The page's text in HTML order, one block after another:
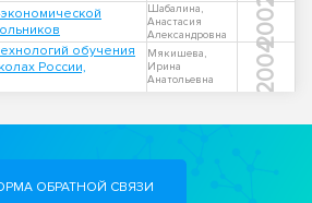
Шабалина,
Анастасия
Александровна
2002
обучения
России,
Мякишева,
Ирина
Анатольевна
2004
ОБРАТНОЙ СВЯЗИ